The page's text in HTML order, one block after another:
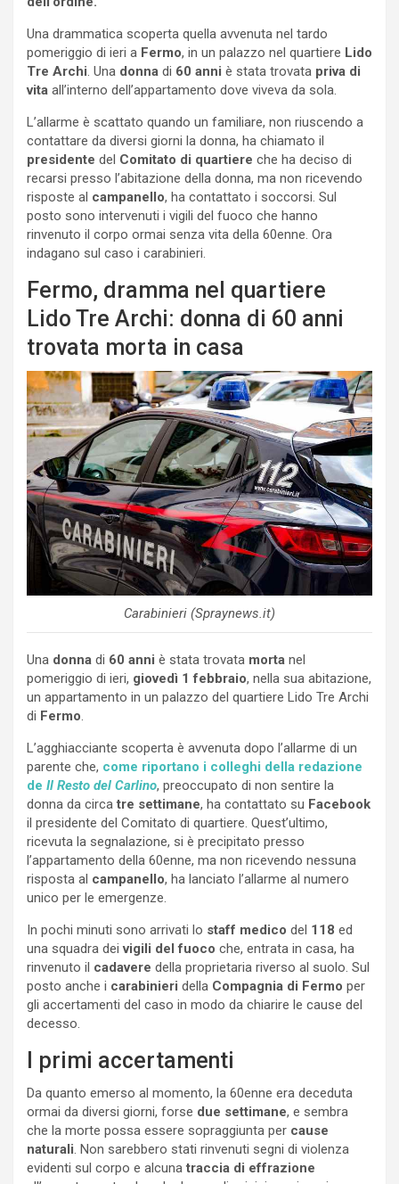
Una drammatica scoperta quella avvenuta nel tardo
pomeriggio di ieri a Fermo, in un palazzo nel quartiere Lido
Tre Archi. Una donna di 60 anni è stata trovata priva di
vita all’interno dell’appartamento dove viveva da sola.
L’allarme è scattato quando un familiare, non riuscendo a
contattare da diversi giorni la donna, ha chiamato il
presidente del Comitato di quartiere che ha deciso di
recarsi presso l’abitazione della donna, ma non ricevendo
risposte al campanello, ha contattato i soccorsi. Sul
posto sono intervenuti i vigili del fuoco che hanno
rinvenuto il corpo ormai senza vita della 60enne. Ora
indagano sul caso i carabinieri.
Fermo, dramma nel quartiere
Lido Tre Archi: donna di 60 anni
trovata morta in casa
Carabinieri (Spraynews.it)
Una donna di 60 anni è stata trovata morta nel
pomeriggio di ieri, giovedì 1 febbraio, nella sua abitazione,
un appartamento in un palazzo del quartiere Lido Tre Archi
di Fermo.
L’agghiacciante scoperta è avvenuta dopo l’allarme di un
parente che, come riportano i colleghi della redazione
de Il Resto del Carlino, preoccupato di non sentire la
donna da circatre settimane, ha contattato su Facebook
il presidente del Comitato di quartiere. Quest’ultimo,
ricevuta la segnalazione, si è precipitato presso
l’appartamento della 60enne, ma non ricevendo nessuna
risposta al campanello, ha lanciato l’allarme al numero
unico per le emergenze.
In pochi minuti sono arrivati lo staff medico del 118 ed
una squadra deivigili del fuoco che, entrata in casa, ha
rinvenuto il cadavere della proprietaria riverso al suolo. Sul
posto anche i carabinieri della Compagnia di Fermo per
gli accertamenti del caso in modo da chiarire le cause del
decesso.
I primi accertamenti
Da quanto emerso al momento, la 60enne era deceduta
ormai da diversi giorni, forse due settimane, e sembra
che la morte possa essere sopraggiunta per cause
naturali. Non sarebbero stati rinvenuti segni di violenza
evidenti sul corpo e alcunatraccia di effrazione